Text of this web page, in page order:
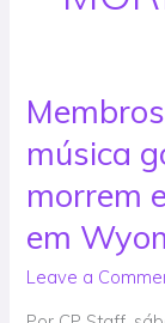
música
morrem
em
Leave a
Membros
da
amada
família
de
música
gospel